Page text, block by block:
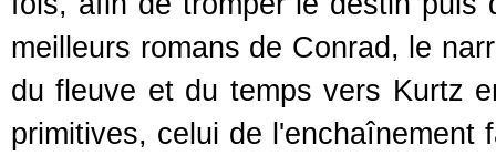
meilleurs romans de Conrad, le
du fleuve et du temps vers Kurtz
primitives, celui de l'enchaînement